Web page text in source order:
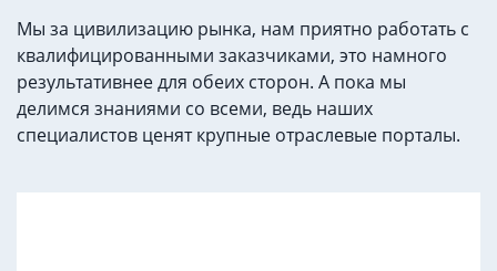
Мы за цивилизацию рынка, нам приятно работать с
квалифицированными заказчиками, это намного
результативнее для обеих сторон. А пока мы
делимся знаниями со всеми, ведь наших
специалистов ценят крупные отраслевые порталы.